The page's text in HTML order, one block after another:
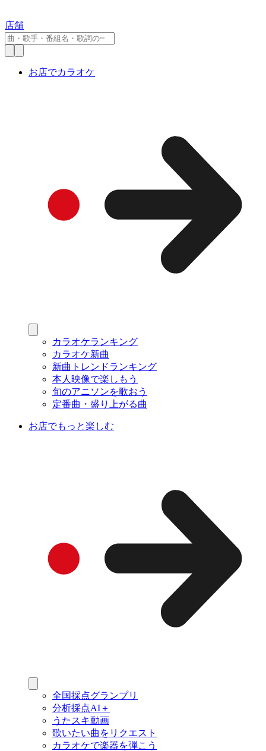
店舗
お店でカラオケ
カラオケランキング
カラオケ新曲
新曲トレンドランキング
本人映像で楽しもう
旬のアニソンを歌おう
定番曲・盛り上がる曲
お店でもっと楽しむ
全国採点グランプリ
分析採点AI＋
うたスキ動画
歌いたい曲をリクエスト
カラオケで楽器を弾こう